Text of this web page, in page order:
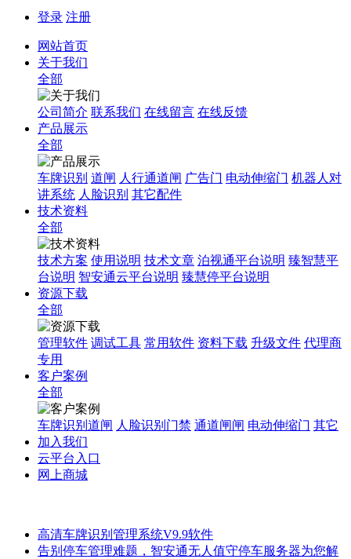
登录 注册
网站首页
关于我们
全部
公司简介 联系我们 在线留言 在线反馈
产品展示
全部
车牌识别 道闸 人行通道闸 广告门 电动伸缩门 机器人对
讲系统 人脸识别 其它配件
技术资料
全部
技术方案 使用说明 技术文章 泊视通平台说明 臻智慧平
台说明 智安通云平台说明 臻慧停平台说明
资源下载
全部
管理软件 调试工具 常用软件 资料下载 升级文件 代理商
专用
客户案例
全部
车牌识别道闸 人脸识别门禁 通道闸闸 电动伸缩门 其它
加入我们
云平台入口
网上商城
高清车牌识别管理系统V9.9软件
告别停车管理难题，智安通无人值守停车服务器为您解